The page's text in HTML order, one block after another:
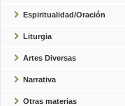
Espiritualidad/Oración
Liturgia
Artes Diversas
Narrativa
Otras materias